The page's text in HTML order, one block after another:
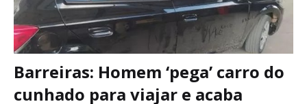
Barreiras: Homem ‘pega’ carro do
cunhado para viajar e acaba